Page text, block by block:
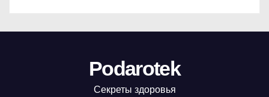
Podarotek
Секреты здоровья